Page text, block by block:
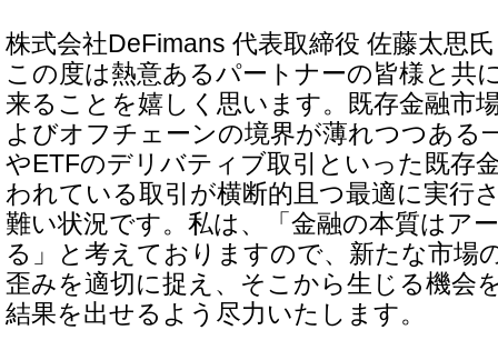
株式会社DeFimans 代表取締役 佐藤太思氏
この度は熱意あるパートナーの皆様と共
来ることを嬉しく思います。既存金融市
よびオフチェーンの境界が薄れつつある
やETFのデリバティブ取引といった既存
われている取引が横断的且つ最適に実行
難い状況です。私は、「金融の本質はア
る」と考えておりますので、新たな市場
歪みを適切に捉え、そこから生じる機会
結果を出せるよう尽力いたします。